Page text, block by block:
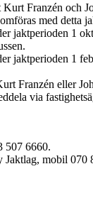
Kurt Franzén
med detta
jaktperioden 1
jaktperioden 1
Franzén eller
via
507 6660.
Jaktlag, mobil 070